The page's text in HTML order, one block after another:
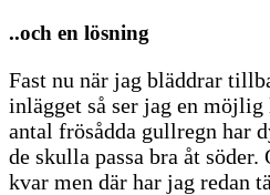
..och en lösning
Fast nu när jag bläddrar
inlägget så ser jag en
antal frösådda gullregn har
de skulla passa bra åt
kvar men där har jag redan